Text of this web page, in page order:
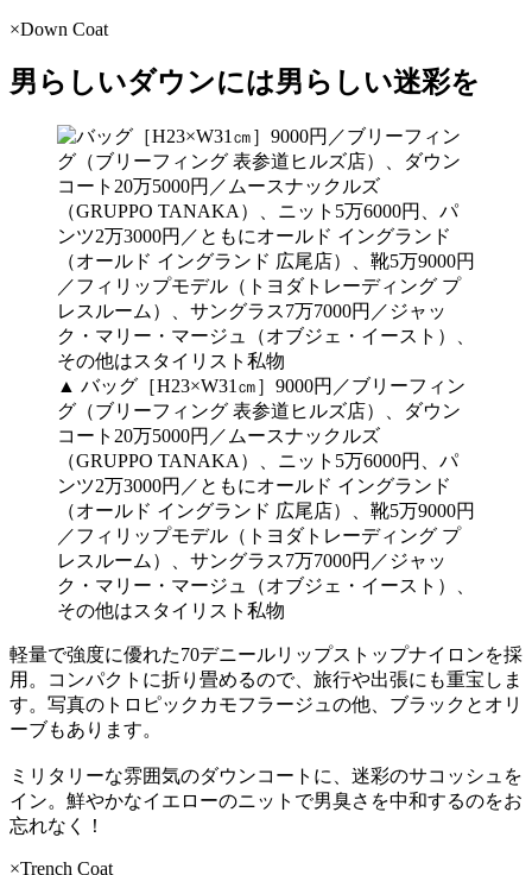
×Down Coat
男らしいダウンには男らしい迷彩を
▲ バッグ［H23×W31㎝］9000円／ブリーフィン
グ（ブリーフィング 表参道ヒルズ店）、ダウン
コート20万5000円／ムースナックルズ
（GRUPPO TANAKA）、ニット5万6000円、パ
ンツ2万3000円／ともにオールド イングランド
（オールド イングランド 広尾店）、靴5万9000円
／フィリップモデル（トヨダトレーディング プ
レスルーム）、サングラス7万7000円／ジャッ
ク・マリー・マージュ（オブジェ・イースト）、
その他はスタイリスト私物
軽量で強度に優れた70デニールリップストップナイロンを採
用。コンパクトに折り畳めるので、旅行や出張にも重宝しま
す。写真のトロピックカモフラージュの他、ブラックとオリ
ーブもあります。
ミリタリーな雰囲気のダウンコートに、迷彩のサコッシュを
イン。鮮やかなイエローのニットで男臭さを中和するのをお
忘れなく！
×Trench Coat